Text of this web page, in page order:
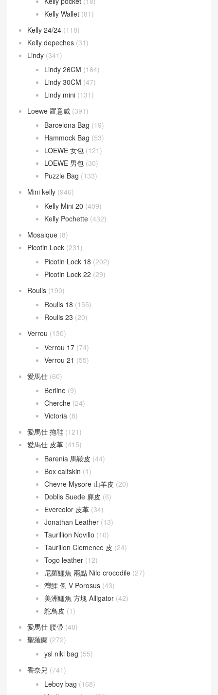
Kelly Wallet(81)
Kelly depeches(31)
Lindy (341)
Lindy 26CM
Lindy 30CM (47)
Lindy mini(131)
Barcelona Bag
Hammock Bag (53)
LOEWE 女包(121)
LOEWE 男包 (30)
Puzzle Bag(133)
Kelly Mini 20
Kelly Pochette(432)
Picotin Lock(231)
Picotin Lock 18
Picotin Lock 22 (29)
Roulis 18
Roulis 23 (20)
Verrou 17
Verrou 21 (55)
Berline
Cherche(24)
Victoria(8)
愛馬仕 皮革 (415)
Barenia 馬鞍皮
Box calfskin(1)
Chevre Mysore 山羊皮
Doblis Suede 麂皮(6)
Evercolor 皮革(34)
Jonathan Leather(13)
Taurillion Novillo(10)
Taurillon Clemence 皮
Togo leather(12)
尼羅鱷魚 兩點 Nilo crocodile
灣鱷 倒 V Porosus (43)
美洲鱷魚 方塊 Alligator(42)
鴕鳥皮(1)
聖羅蘭 (272)
ysl niki bag
Leboy bag
Vanity case bag(59)